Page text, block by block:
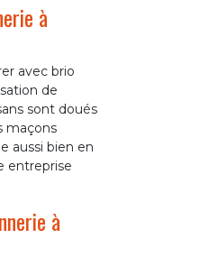
à
avec brio
de
sont doués
maçons
aussi bien en
entreprise
à